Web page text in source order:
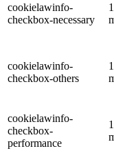
cookielawinfo-
checkbox-necessary
cookielawinfo-
checkbox-others
cookielawinfo-
checkbox-
performance